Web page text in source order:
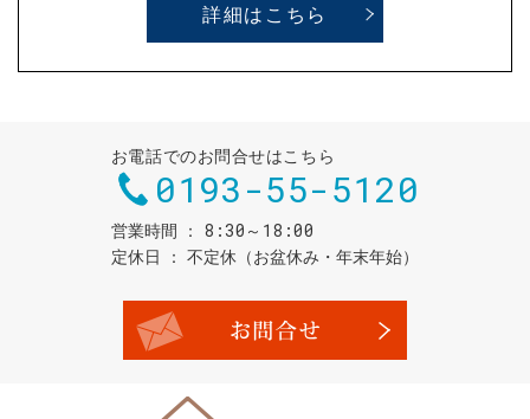
詳細はこちら
お電話でのお問合せはこちら
0193-55-5120
営業時間 8:30～18:00
定休日 不定休（お盆休み・年末年始）